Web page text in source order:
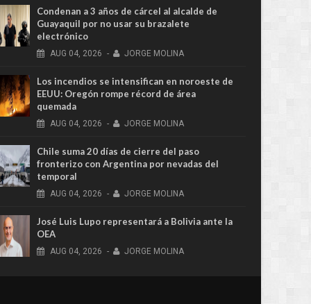
Condenan a 3 años de cárcel al alcalde de
Guayaquil por no usar su brazalete
electrónico
AUG 04, 2026 - JORGE MOLINA
Los incendios se intensifican en noroeste de
EEUU: Oregón rompe récord de área
quemada
AUG 04, 2026 - JORGE MOLINA
Chile suma 20 días de cierre del paso
fronterizo con Argentina por nevadas del
temporal
AUG 04, 2026 - JORGE MOLINA
José Luis Lupo representará a Bolivia ante la
OEA
AUG 04, 2026 - JORGE MOLINA